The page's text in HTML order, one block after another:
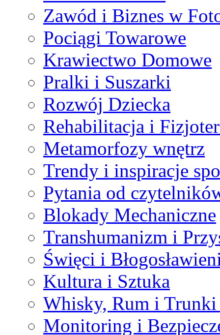
Zawód i Biznes w
Pociągi Towarowe
Krawiectwo Domowe
Pralki i Suszarki
Rozwój Dziecka
Rehabilitacja i
Metamorfozy wnętrz
Trendy i inspiracje
Pytania od
Blokady Mechaniczne
Transhumanizm i
Święci i
Kultura i Sztuka
Whisky, Rum i Trunki
Monitoring i